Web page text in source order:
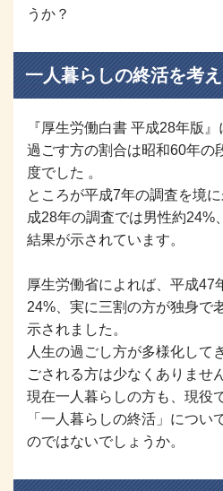
うか？
一人暮らしの終活を考
『厚生労働白書 平成28年版
過ごす方の割合は昭和60年の
度でした 。
ところが平成7年の調査を境
成28年の調査では男性約24%
結果が示されています。
厚生労働省によれば、平成47
24%、実に三割の方が独身で
示されました。
人生の過ごし方が多様化して
ごされる方は少なくありません
現在一人暮らしの方も、現役
「一人暮らしの終活」につい
のではないでしょうか。